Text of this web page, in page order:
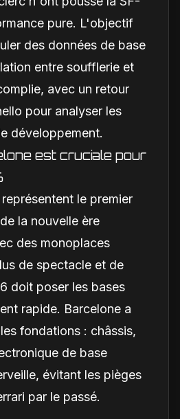
pure. L'objectif
des données de base
entre soufflerie et
avec un retour
pour analyser les
développement.
est cruciale pour
le premier
la nouvelle ère
des monoplaces
de spectacle et de
doit poser les bases
rapide. Barcelone a
fondations : châssis,
de base
évitant les pièges
par le passé.